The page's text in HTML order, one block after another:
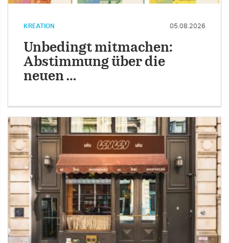
KREATION 05.08.2026
Unbedingt mitmachen:
Abstimmung über die
neuen …